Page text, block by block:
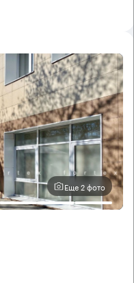
Еще 2 фото